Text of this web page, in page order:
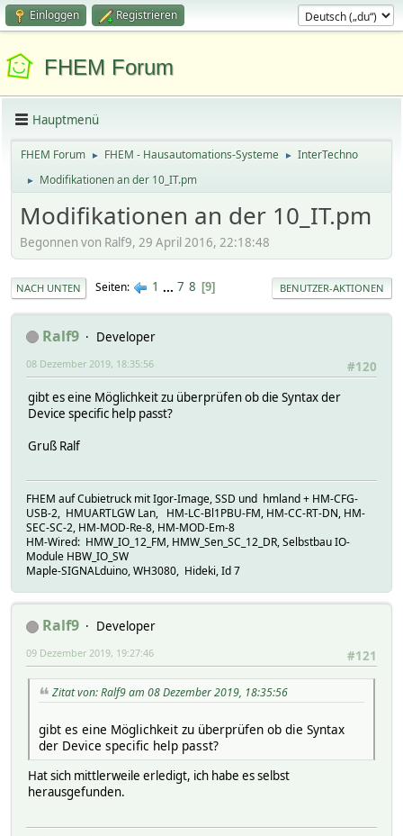
Einloggen Registrieren
FHEM Forum
Hauptmenü
FHEM Forum ► FHEM - Hausautomations-Systeme ► InterTechno
► Modifikationen an der 10_IT.pm
Modifikationen an der 10_IT.pm
Begonnen von Ralf9, 29 April 2016, 22:18:48
NACH UNTEN Seiten 1 ... 7 8 9 BENUTZER-AKTIONEN
Ralf9
Developer
#120
08 Dezember 2019, 18:35:56
gibt es eine Möglichkeit zu überprüfen ob die Syntax der
Device specific help passt?
Gruß Ralf
FHEM auf Cubietruck mit Igor-Image, SSD und hmland + HM-CFG-
USB-2, HMUARTLGW Lan, HM-LC-Bl1PBU-FM, HM-CC-RT-DN, HM-
SEC-SC-2, HM-MOD-Re-8, HM-MOD-Em-8
HM-Wired: HMW_IO_12_FM, HMW_Sen_SC_12_DR, Selbstbau IO-
Module HBW_IO_SW
Maple-SIGNALduino, WH3080, Hideki, Id 7
Ralf9
Developer
#121
09 Dezember 2019, 19:27:46
Zitat von: Ralf9 am 08 Dezember 2019, 18:35:56
gibt es eine Möglichkeit zu überprüfen ob die Syntax
der Device specific help passt?
Hat sich mittlerweile erledigt, ich habe es selbst
herausgefunden.